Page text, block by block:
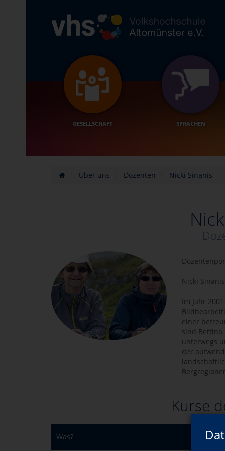
GESELLSCHAFT SPRACHEN
Über uns Dozenten Nicki Sinanis
Nicki Sinanis
Im Jahr
einer
sind Bettina
unterwegs
der
Kurse
Was?